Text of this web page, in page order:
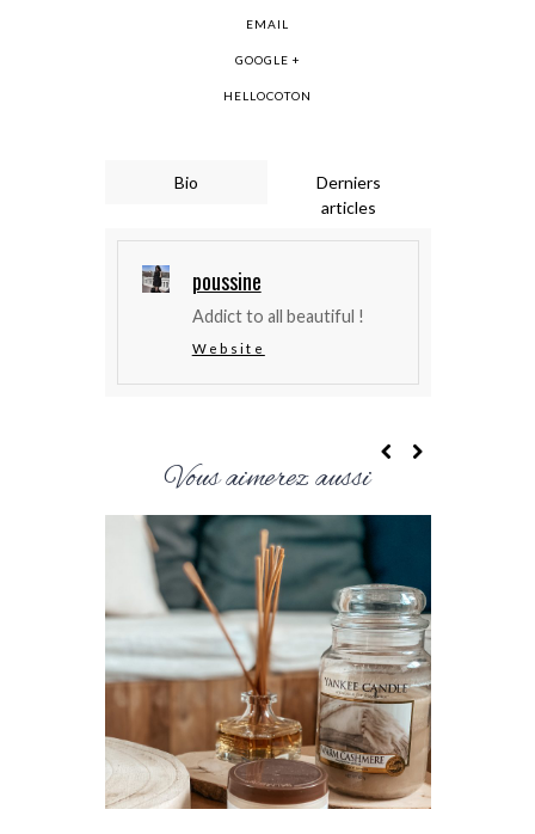
EMAIL
GOOGLE +
HELLOCOTON
Bio
Derniers
articles
poussine
Addict to all beautiful !
Website
Vous aimerez aussi